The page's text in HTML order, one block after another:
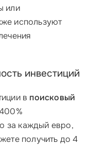
или
используют
инвестиций
в поисковый
за каждый евро,
получить до 4